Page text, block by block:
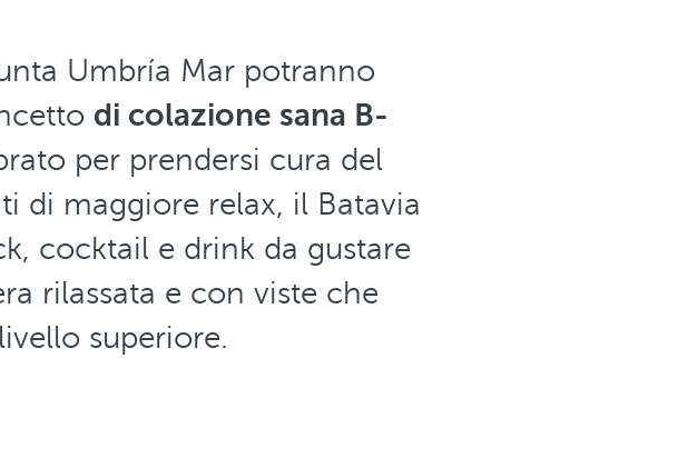
Umbría Mar potranno
di colazione sana B-
per prendersi cura del
di maggiore relax, il Batavia
cocktail e drink da gustare
rilassata e con viste che
superiore.